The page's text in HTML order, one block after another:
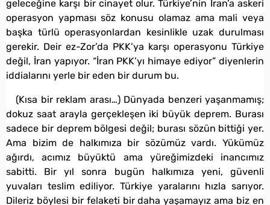
geleceğine karşı bir cinayet olur. Türkiye’nin İran’a askeri
operasyon yapması söz konusu olamaz ama mali veya
başka türlü operasyonlardan kesinlikle uzak durulması
gerekir. Deir ez-Zor’da PKK’ya karşı operasyonu Türkiye
değil, İran yapıyor. “İran PKK’yı himaye ediyor” diyenlerin
iddialarını yerle bir eden bir durum bu.
(Kısa bir reklam arası…) Dünyada benzeri yaşanmamış;
dokuz saat arayla gerçekleşen iki büyük deprem. Burası
sadece bir deprem bölgesi değil; burası sözün bittiği yer.
Ama bizim de halkımıza bir sözümüz vardı. Yükümüz
ağırdı, acımız büyüktü ama yüreğimizdeki inancımız
sabitti. Bir yıl sonra bugün halkımıza yeni, güvenli
yuvaları teslim ediliyor. Türkiye yaralarını hızla sarıyor.
Dileriz böylesi bir felaketi bir daha yaşamayız ama biz en